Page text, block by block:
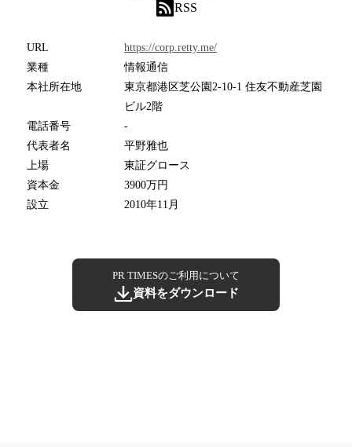
RSS
URL
https://corp.retty.me/
業種
情報通信
本社所在地
東京都港区芝公園2-10-1 住友不動産芝園
ビル2階
電話番号
-
代表者名
平野雅也
上場
東証グロース
資本金
3900万円
設立
2010年11月
PR TIMESのご利用について
資料をダウンロード